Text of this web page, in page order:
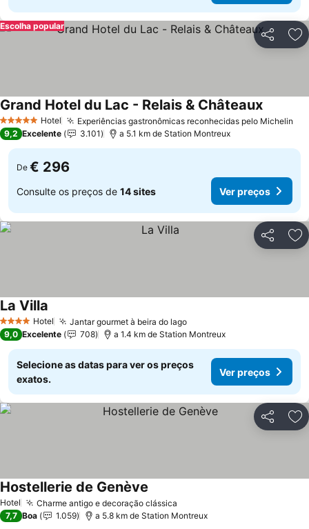
Partilhar
Escolha popular
5 Estrelas Hotel Experiências gastronômicas reconhecidas pelo Michelin
Grand Hotel du Lac - Relais & Châteaux
9,2 Excelente 3.101 a 5.1 km de Station Montreux
De € 296
Consulte os preços de 14 sites Ver preços
Partilhar
4 EstrelasHotel Jantar gourmet à beira do lago
La Villa
9,0 Excelente 708 a 1.4 km de Station Montreux
Selecione as datas para ver os preços
exatos.
Ver preços
Partilhar
Hotel Charme antigo e decoração clássica
Hostellerie de Genève
7,7 Boa 1.059 a 5.8 km de Station Montreux